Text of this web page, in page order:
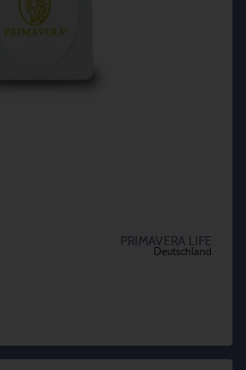
PRIMAVERA LIFE
Deutschland